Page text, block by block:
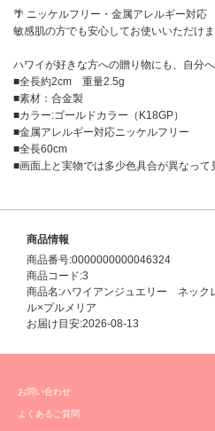
🌴 ニッケルフリー・金属アレルギー対応
敏感肌の方でも安心してお使いいただけま
ハワイが好きな方への贈り物にも、自分
■全長約2cm 重量2.5g
■素材：合金製
■カラー:ゴールドカラー（K18GP）
■金属アレルギー対応ニッケルフリー
■全長60cm
■画面上と実物では多少色具合が異なって
商品情報
商品番号:0000000000046324
商品コード:3
商品名:ハワイアンジュエリー ネッ
ル×プルメリア
お届け目安:2026-08-13
お問い合わせ
よくあるご質問